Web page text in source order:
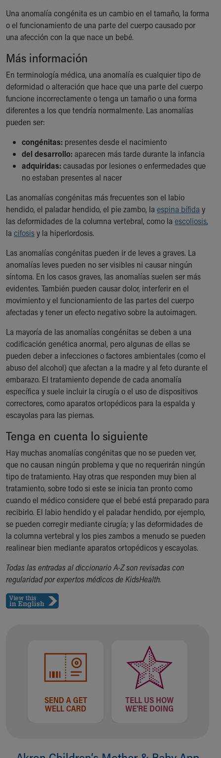
Health Centers
Symptom Checker
Financial Services
Price Estimates
Family Supports
Sports Health Services Provider for Akron Zips
New Parents
Find a Pediatrics Location
Find a Pediatrician
MyChart
Make an Appointment
Breastfeeding Medicine
Child Passenger Safety
Safe Sleep for Babies
Safe Sleep
About Akron Children's Pediatrics
Who We Are
Building a Brighter Future
Our Mission, Vision, Promise
Community Mission
Connect With Us
Our Culture of Caring
Newsroom
Our Leadership
Quality and Patient Safety
Unity and Engagement
Women's Board
Our History
More childhood, please.™
Cincinnati Children's
Your Visit
MyChart Telehealth Visits
Directions
Doggie Brigade
During Your Visit
Financial Services
Rest Accommodations
Visiting
Gift Shop
Department of Public Safety
Health Info
Health Information
Healthy Info, Healthy Kids
Inside Children's Blog
KidsHealth Topics
Family Library
Educational Resources
Medical Records
Symptom Checker
Una anomalía congénita es un cambio en el tamaño, la forma
o el funcionamiento de una parte del cuerpo causado por
una afección con la que nace un bebé.
Más información
En terminología médica, una anomalía es cualquier tipo de
deformidad o alteración que hace que una parte del cuerpo
funcione incorrectamente o tenga un tamaño o una forma
diferentes a los que tendría normalmente. Las anomalías
pueden ser:
congénitas: presentes desde el nacimiento
del desarrollo:aparecen más tarde durante la infancia
adquiridas:causadas por lesiones o enfermedades que
no estaban presentes al nacer
Las anomalías congénitas más frecuentes son el labio
hendido, el paladar hendido, el pie zambo, la espina bífida y
las deformidades de la columna vertebral, como la escoliosis,
la cifosisy la hiperlordosis.
Las anomalías congénitas pueden ir de leves a graves. La
anomalías leves pueden no ser visibles ni causar ningún
síntoma. En los casos graves, las anomalías suelen ser más
evidentes. También pueden causar dolor, interferir en el
movimiento y el funcionamiento de las partes del cuerpo
afectadas y tener un efecto negativo sobre la autoimagen.
La mayoría de las anomalías congénitas se deben a una
codificación genética anormal, pero algunas de ellas se
pueden deber a infecciones o factores ambientales (como el
abuso del alcohol) que afectan a la madre y al feto durante el
embarazo. El tratamiento depende de cada anomalía
específica y suele incluir la cirugía o el uso de dispositivos
correctores, como aparatos ortopédicos para la espalda y
escayolas para las piernas.
Tenga en cuenta lo siguiente
Hay muchas anomalías congénitas que no se pueden ver,
que no causan ningún problema y que no requerirán ningún
tipo de tratamiento. Hay otras que responden muy bien al
tratamiento, sobre todo si este se inicia tan pronto como
cuando el médico considere que el bebé está preparado para
recibirlo. El labio hendido y el paladar hendido, por ejemplo,
se pueden corregir mediante cirugía; y las deformidades de
la columna vertebral y los pies zambos a menudo se pueden
realinear bien mediante aparatos ortopédicos y escayolas.
Todas las entradas al diccionario A-Z son revisadas con
regularidad por expertos médicos de KidsHealth.
SEND A GET
WELL CARD
TELL US HOW
WE'RE DOING